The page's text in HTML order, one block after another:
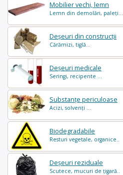
Mobilier vechi, lemn
Lemn din demolări, paleți...
Deșeuri din construcții
Cărămizi, tiglă...
Deșeuri medicale
Seringi, recipente ...
Substanțe periculoase
Acizi, solvenți ...
Biodegradabile
Resturi vegetale, organice..
Deșeuri reziduale
Scutece, mucuri de țigară..